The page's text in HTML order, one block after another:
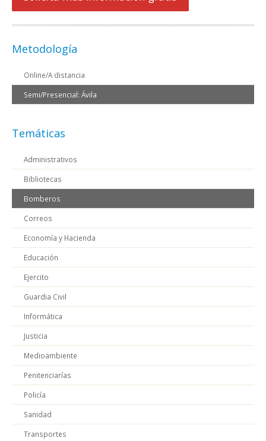
Metodología
Online/A distancia
Semi/Presencial: Ávila
Temáticas
Administrativos
Bibliotecas
Bomberos
Correos
Economía y Hacienda
Educación
Ejercito
Guardia Civil
Informática
Justicia
Medioambiente
Penitenciarías
Policía
Sanidad
Transportes